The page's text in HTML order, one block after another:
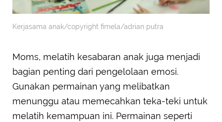
Kerjasama anak/copyright fimela/adrian putra
Moms, melatih kesabaran anak juga menjadi
bagian penting dari pengelolaan emosi.
Gunakan permainan yang melibatkan
menunggu atau memecahkan teka-teki untuk
melatih kemampuan ini. Permainan seperti